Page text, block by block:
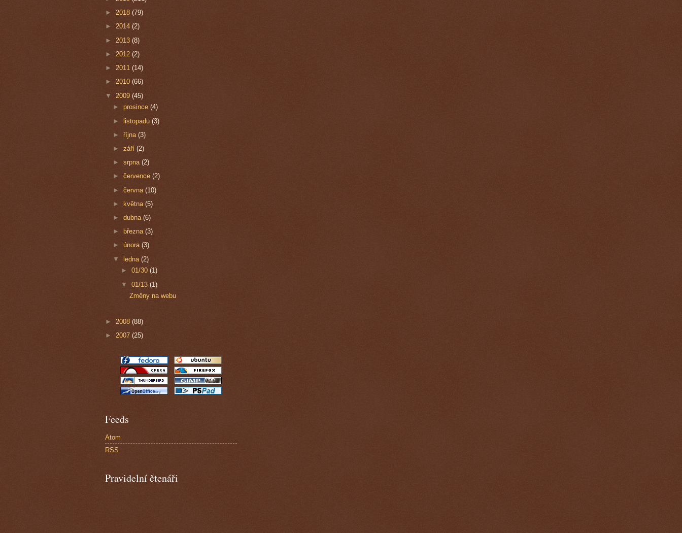
► 2018 (79)
► 2014 (2)
► 2013 (8)
► 2012 (2)
► 2011 (14)
► 2010 (66)
▼ 2009 (45)
► prosince(4)
► listopadu(3)
►října(3)
►září(2)
►srpna(2)
►července(2)
►června(10)
►
května(5)
►dubna(6)
►
března(3)
► února(3)
▼ ledna(2)
► 01/30 (1)
▼ 01/13 (1)
Změny na webu
► 2008 (88)
► 2007 (25)
Feeds
Atom
RSS
Pravidelní čtenáři